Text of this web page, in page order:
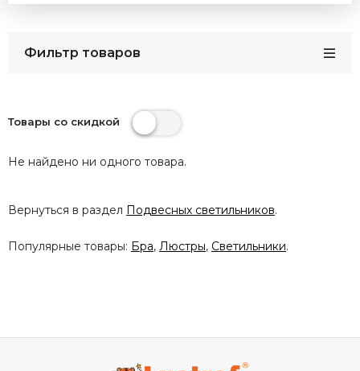
Фильтр товаров
Товары со скидкой
Не найдено ни одного товара.
Вернуться в раздел Подвесных светильников.
Популярные товары: Бра, Люстры, Светильники.